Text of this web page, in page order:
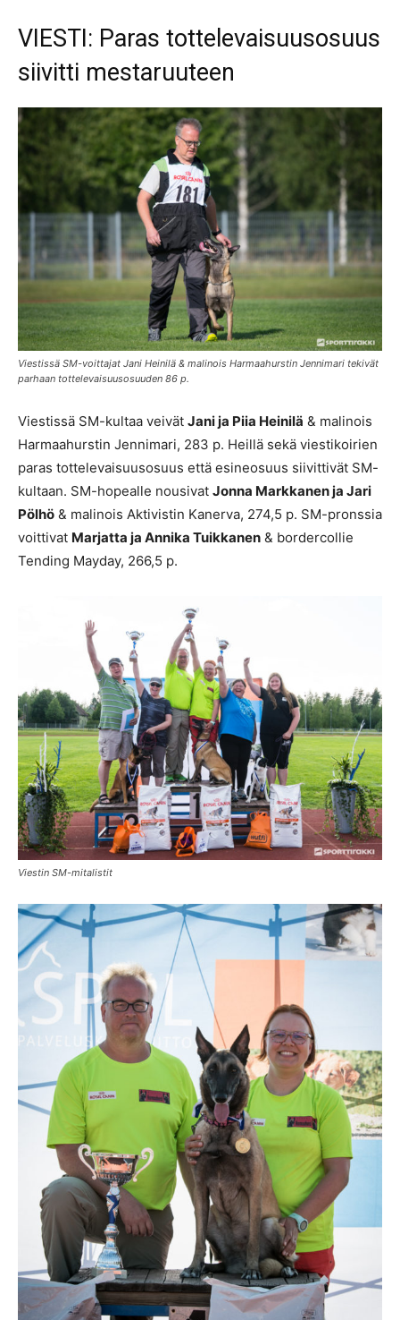
VIESTI: Paras tottelevaisuusosuus
siivitti mestaruuteen
Viestissä SM-voittajat Jani Heinilä & malinois Harmaahurstin Jennimari tekivät
parhaan tottelevaisuusosuuden 86 p.
Viestissä SM-kultaa veivät Jani ja Piia Heinilä & malinois
Harmaahurstin Jennimari, 283 p. Heillä sekä viestikoirien
paras tottelevaisuusosuus että esineosuus siivittivät SM-
kultaan. SM-hopealle nousivat Jonna Markkanen ja Jari
Pölhö & malinois Aktivistin Kanerva, 274,5 p. SM-pronssia
voittivat Marjatta ja Annika Tuikkanen & bordercollie
Tending Mayday, 266,5 p.
Viestin SM-mitalistit